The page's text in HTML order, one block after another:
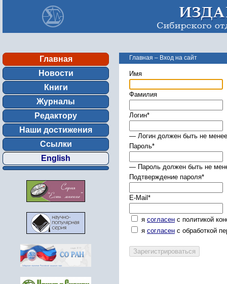
Главная
Новости
Книги
Журналы
Редактору
Наши достижения
Ссылки
English
Главная – Вход на сайт
Имя
Фамилия
Логин*
— Логин должен быть не
Пароль*
— Пароль должен быть не
Подтверждение пароля*
E-Mail *
я согласен с политикой
я согласен с обработкой